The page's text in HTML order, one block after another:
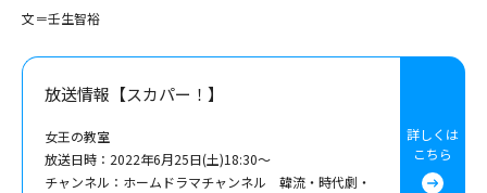
文＝壬生智裕
放送情報【スカパー！】
女王の教室
放送日時：2022年6月25日(土)18:30～
チャンネル：ホームドラマチャンネル 韓流・時代劇・
詳しくは
こちら